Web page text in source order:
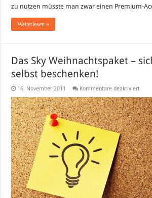
zu nutzen müsste man zwar einen Premium-
Weiterlesen »
Das Sky Weihnachtspaket –
selbst beschenken!
16. November 2011 Kommentare deaktiviertfür
Sky
–
sich
mal